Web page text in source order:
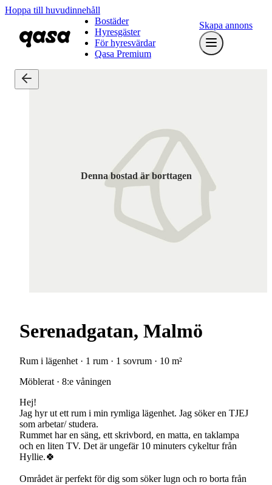
Hoppa till huvudinnehåll
Bostäder
Hyresgäster
För hyresvärdar
Qasa Premium
Skapa annons
Denna bostad är borttagen
Serenadgatan, Malmö
Rum i lägenhet · 1 rum · 1 sovrum · 10 m²
Möblerat · 8:e våningen
Hej!
Jag hyr ut ett rum i min rymliga lägenhet. Jag söker en TJEJ
som arbetar/ studera.
Rummet har en säng, ett skrivbord, en matta, en taklampa
och en liten TV. Det är ungefär 10 minuters cykeltur från
Hyllie.🍀
Området är perfekt för dig som söker lugn och ro borta från